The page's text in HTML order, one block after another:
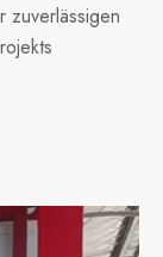
zuverlässigen